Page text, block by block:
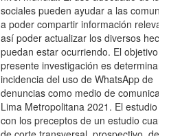
sociales pueden ayudar a las
a poder compartir información
así poder actualizar los diversos
puedan estar ocurriendo. El objetivo
presente investigación es determinar
incidencia del uso de WhatsApp de
denuncias como medio de
Lima Metropolitana 2021. El estudio
con los preceptos de un estudio